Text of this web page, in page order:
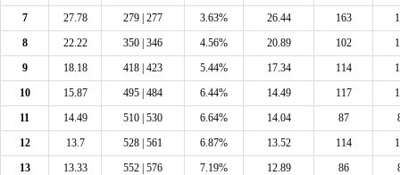
7
27.78 279 | 277 3.63% 26.44 163
8
22.22 350 | 346 4.56% 20.89 102
9
18.18 418 | 423 5.44% 17.34 114
10
15.87 495 | 484 6.44% 14.49 117
11
14.49 510 | 530 6.64% 14.04 87
12
13.7 528 | 561 6.87% 13.52 114
13
13.33 552 | 576 7.19% 12.89 86